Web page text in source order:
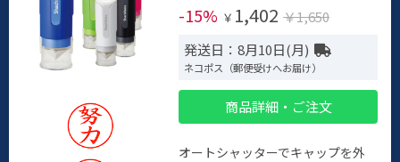
-15% ￥ 1,402 ￥1,650
発送日：8月10日(月)
ネコポス（郵便受けへお届け）
商品詳細・ご注文
オートシャッターでキャップを外